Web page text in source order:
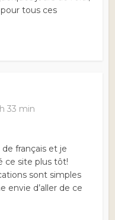
tous ces
33 min
français et je
ce site plus tôt!
sont simples
envie d’aller de ce